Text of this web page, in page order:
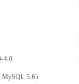
4.0
5.6）